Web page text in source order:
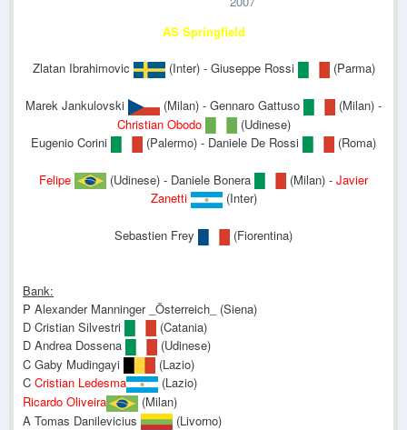
AS Springfield
Zlatan Ibrahimovic (Inter) - Giuseppe Rossi (Parma)
Marek Jankulovski (Milan) - Gennaro Gattuso
(Milan) -
Christian Obodo
(Udinese)
Eugenio Corini
(Palermo) - Daniele De Rossi (Roma)
Felipe (Udinese) - Daniele Bonera (Milan) - Javier
Zanetti
(Inter)
Sebastien Frey (Fiorentina)
Bank:
P Alexander Manninger _Österreich_ (Siena)
D Cristian Silvestri
(Catania)
D Andrea Dossena
(Udinese)
C Gaby Mudingayi
(Lazio)
C Cristian Ledesma
(Lazio)
Ricardo Oliveira
(Milan)
A Tomas Danilevicius
(Livorno)